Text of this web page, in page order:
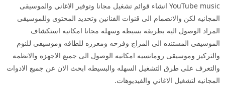
YouTube music انشاء قوائم تشغيل مجانا وتوفير الاغاني والموسيقى
المجانيه لكن والانضمام الى قنوات الفنانين وتحديد المحتوى وللموسيقى
المراد الوصول اليه بطريقه بسيطه وسهله مجانا امكانيه استكشاف
الموسيقى المستنده الى المزاج وفرحه ومعززه للطاقه وموسيقى للنوم
والتركيز وموسيقى رومانسيه امكانيه الوصول الى جميع الاجهزه والانظمه
والتعرف على طرق التشغيل السهله والبسيطه ابحث الان عن جميع الادوات
المجانيه لتشغيل الاغاني والفيديوهات.